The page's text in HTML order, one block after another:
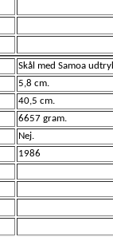
Skål med Samoa
5,8 cm.
40,5 cm.
6657 gram.
Nej.
1986